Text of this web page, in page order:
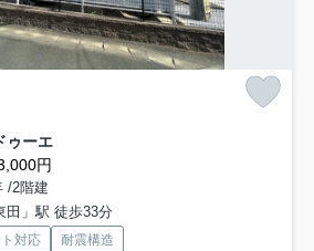
ーエ
円
/2階建
田」駅 徒歩33分
対応 耐震構造